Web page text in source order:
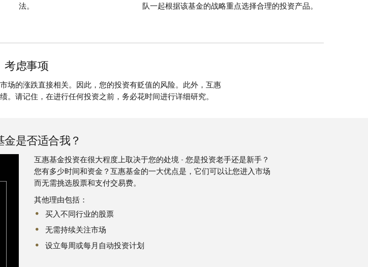
法。
队一起根据该基金的战略重点选择合理的投资产品。
考虑事项
场的涨跌直接相关。因此，您的投资有贬值的风险。此外，互惠
。请记住，在进行任何投资之前，务必花时间进行详细研究。
金是否适合我？
互惠基金投资在很大程度上取决于您的处境 - 您是投资老手还是新手？
您有多少时间和资金？互惠基金的一大优点是，它们可以让您进入市场
而无需挑选股票和支付交易费。
其他理由包括：
买入不同行业的股票
无需持续关注市场
设立每周或每月自动投资计划